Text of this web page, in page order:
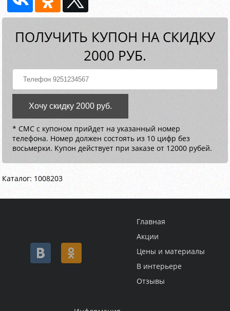
ПОЛУЧИТЬ КУПОН НА СКИДКУ
2000 РУБ.
Хочу скидку 2000 руб.
* СМС с купоном прийдет на указанный номер
телефона. Номер должен состоять из 10 цифр без
восьмерки. Купон действует при заказе от 12000 рубей.
Каталог: 1008203
Главная
Акции
Цены и материалы
В интерьере
Отзывы